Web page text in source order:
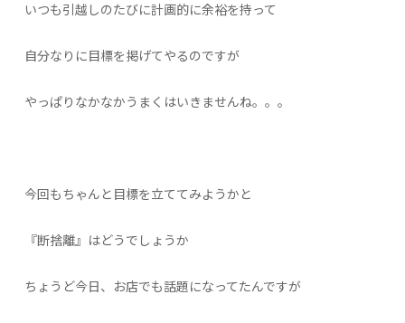
いつも引越しのたびに計画的に余裕を持って
自分なりに目標を掲げてやるのですが
やっぱりなかなかうまくはいきませんね。。。
今回もちゃんと目標を立ててみようかと
『断捨離』はどうでしょうか
ちょうど今日、お店でも話題になってたんですが